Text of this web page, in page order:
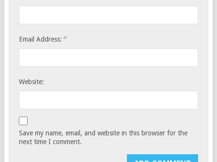
Email Address: *
Website:
Save my name, email, and website in this browser for the
next time I comment.